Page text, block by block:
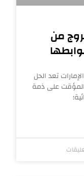
من
تعد الحل
المؤقت على ذمة